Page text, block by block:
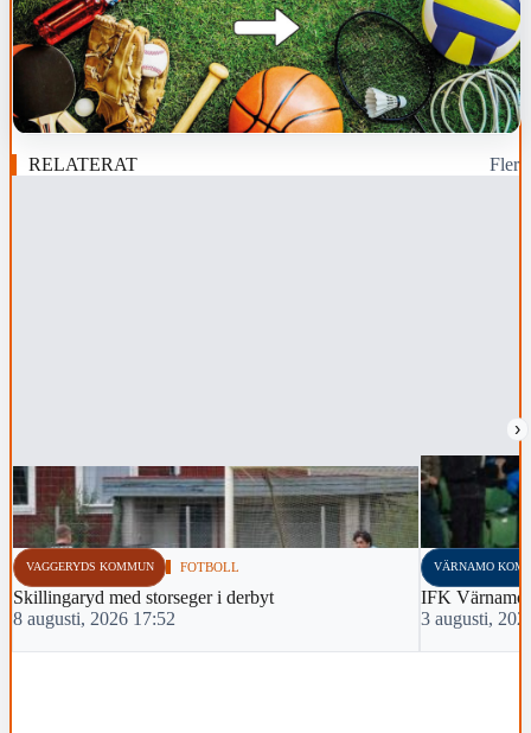
RELATERAT Fler
›
VAGGERYDS KOMMUN FOTBOLL
Skillingaryd med storseger i derbyt
8 augusti, 2026 17:52
VÄRNAMO
IFK Värnamo
3 augusti,